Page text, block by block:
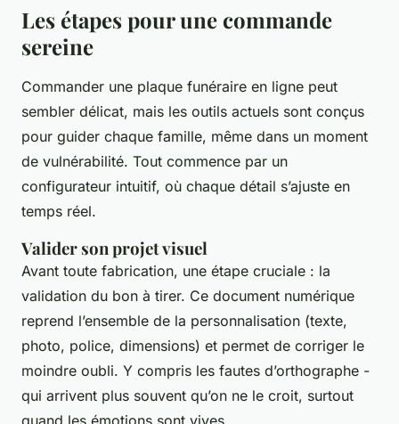
Les étapes pour une commande
sereine
Commander une plaque funéraire en ligne peut
sembler délicat, mais les outils actuels sont conçus
pour guider chaque famille, même dans un moment
de vulnérabilité. Tout commence par un
configurateur intuitif, où chaque détail s’ajuste en
temps réel.
Valider son projet visuel
Avant toute fabrication, une étape cruciale : la
validation du bon à tirer. Ce document numérique
reprend l’ensemble de la personnalisation (texte,
photo, police, dimensions) et permet de corriger le
moindre oubli. Y compris les fautes d’orthographe -
qui arrivent plus souvent qu’on ne le croit, surtout
quand les émotions sont vives.